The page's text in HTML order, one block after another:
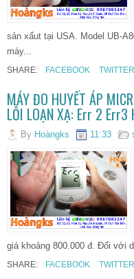
sản xấut tại USA. Model UB-
máy...
SHARE: FACEBOOK TWITTER
MÁY ĐO HUYẾT ÁP
LỖI LOẠN XẠ: Err 2 Err3
By Hoàngks 11:33
giá khoảng 800.000 đ. Đối với
SHARE: FACEBOOK TWITTER